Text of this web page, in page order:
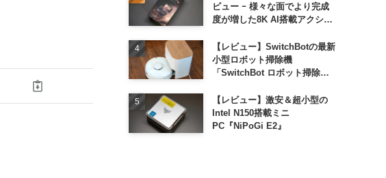
ビュー ｰ 様々な面でより完成
度が増した8K AI搭載アクショ
【レビュー】SwitchBotの最新
小型ロボット掃除機
「SwitchBot ロボット掃除機
【レビュー】激安＆超小型の
Intel N150搭載ミニ
PC『NiPoGi E2』